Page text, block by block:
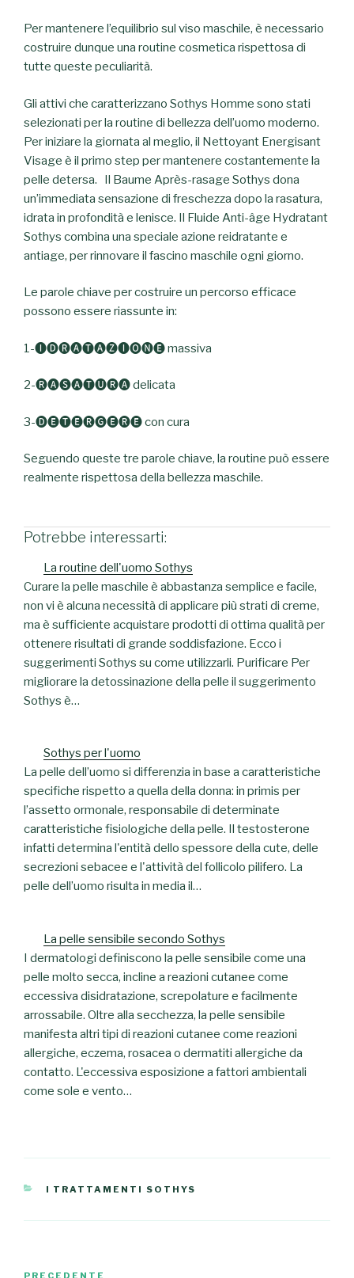
Per mantenere l’equilibrio sul viso maschile, è necessario
costruire dunque una routine cosmetica rispettosa di
tutte queste peculiarità.
Gli attivi che caratterizzano Sothys Homme sono stati
selezionati per la routine di bellezza dell’uomo moderno.
Per iniziare la giornata al meglio, il Nettoyant Energisant
Visage è il primo step per mantenere costantemente la
pelle detersa. Il Baume Après-rasage Sothys dona
un’immediata sensazione di freschezza dopo la rasatura,
idrata in profondità e lenisce. Il Fluide Anti-âge Hydratant
Sothys combina una speciale azione reidratante e
antiage, per rinnovare il fascino maschile ogni giorno.
Le parole chiave per costruire un percorso efficace
possono essere riassunte in:
1-🅘🅓🅡🅐🅣🅐🅩🅘🅞🅝🅔 massiva
2-🅡🅐🅢🅐🅣🅤🅡🅐 delicata
3-🅓🅔🅣🅔🅡🅖🅔🅡🅔 con cura
Seguendo queste tre parole chiave, la routine può essere
realmente rispettosa della bellezza maschile.
Potrebbe interessarti:
La routine dell'uomo Sothys
Curare la pelle maschile è abbastanza semplice e facile,
non vi è alcuna necessità di applicare più strati di creme,
ma è sufficiente acquistare prodotti di ottima qualità per
ottenere risultati di grande soddisfazione. Ecco i
suggerimenti Sothys su come utilizzarli. Purificare Per
migliorare la detossinazione della pelle il suggerimento
Sothys è…
Sothys per l'uomo
La pelle dell’uomo si differenzia in base a caratteristiche
specifiche rispetto a quella della donna: in primis per
l’assetto ormonale, responsabile di determinate
caratteristiche fisiologiche della pelle. Il testosterone
infatti determina l'entità dello spessore della cute, delle
secrezioni sebacee e l'attività del follicolo pilifero. La
pelle dell’uomo risulta in media il…
La pelle sensibile secondo Sothys
I dermatologi definiscono la pelle sensibile come una
pelle molto secca, incline a reazioni cutanee come
eccessiva disidratazione, screpolature e facilmente
arrossabile. Oltre alla secchezza, la pelle sensibile
manifesta altri tipi di reazioni cutanee come reazioni
allergiche, eczema, rosacea o dermatiti allergiche da
contatto. L'eccessiva esposizione a fattori ambientali
come sole e vento…
CATEGORIE
I TRATTAMENTI SOTHYS
Navigazione
PRECEDENTE